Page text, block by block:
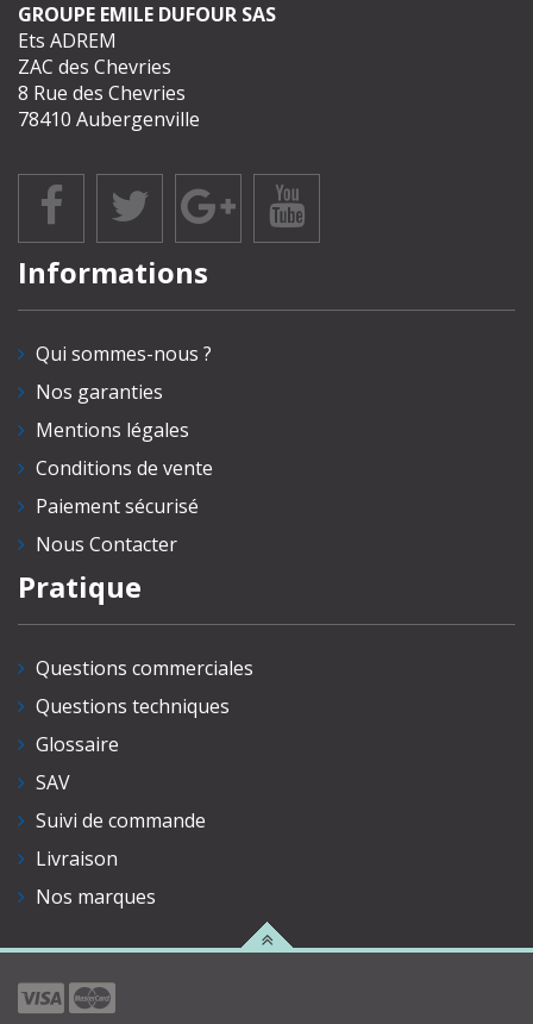
GROUPE EMILE DUFOUR SAS
Ets ADREM
ZAC des Chevries
8 Rue des Chevries
78410 Aubergenville
Informations
Qui sommes-nous ?
Nos garanties
Mentions légales
Conditions de vente
Paiement sécurisé
Nous Contacter
Pratique
Questions commerciales
Questions techniques
Glossaire
SAV
Suivi de commande
Livraison
Nos marques